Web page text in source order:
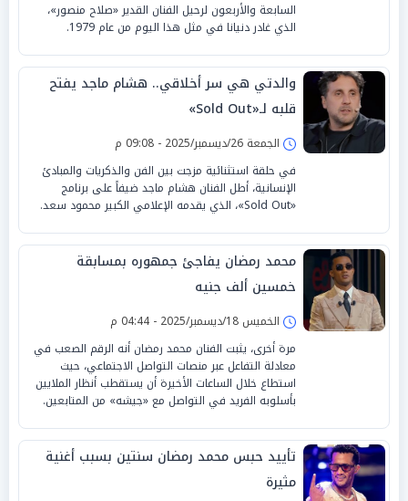
السابعة والأربعون لرحيل الفنان القدير «صلاح منصور»،
الذي غادر دنيانا في مثل هذا اليوم من عام 1979.
والدتي هي سر أخلاقي.. هشام ماجد يفتح
قلبه لـ«Sold Out»
الجمعة 26/ديسمبر/2025 - 09:08 م
في حلقة استثنائية مزجت بين الفن والذكريات والمبادئ
الإنسانية، أطل الفنان هشام ماجد ضيفاً على برنامج
«Sold Out»، الذي يقدمه الإعلامي الكبير محمود سعد.
محمد رمضان يفاجئ جمهوره بمسابقة
خمسين ألف جنيه
الخميس 18/ديسمبر/2025 - 04:44 م
مرة أخرى، يثبت الفنان محمد رمضان أنه الرقم الصعب في
معادلة التفاعل عبر منصات التواصل الاجتماعي، حيث
استطاع خلال الساعات الأخيرة أن يستقطب أنظار الملايين
بأسلوبه الفريد في التواصل مع «جيشه» من المتابعين.
تأييد حبس محمد رمضان سنتين بسبب أغنية
مثيرة